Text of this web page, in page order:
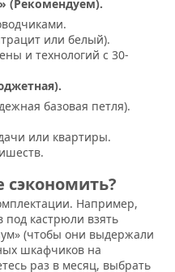
(Рекомендуем).
или белый).
и технологий с 30-
базовая петля).
или квартиры.
сэкономить?
Например,
под кастрюли взять
(чтобы они выдержали
шкафчиков на
раз в месяц, выбрать